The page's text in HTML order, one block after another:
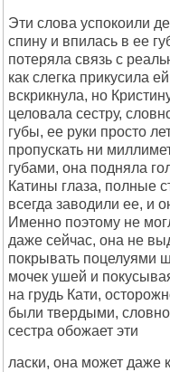
Эти слова успокоили
спину и впилась в ее
потеряла связь с
как слегка прикусила
вскрикнула, но
целовала сестру,
губы, ее руки просто
пропускать ни
губами, она подняла
Катины глаза, полные
всегда заводили ее, и
Именно поэтому не
даже сейчас, она не
покрывать поцелуями
мочек ушей и
на грудь Кати,
были твердыми,
сестра обожает эти
ласки, она может даже